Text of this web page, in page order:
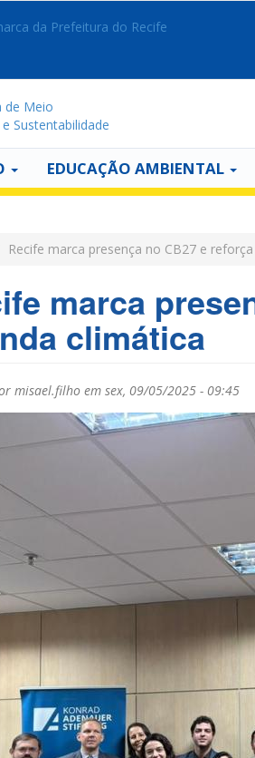
de Meio
Sustentabilidade
EDUCAÇÃO AMBIENTAL
Recife marca presença no CB27 e
marca
climática
misael.filho em sex, 09/05/2025 - 09:45